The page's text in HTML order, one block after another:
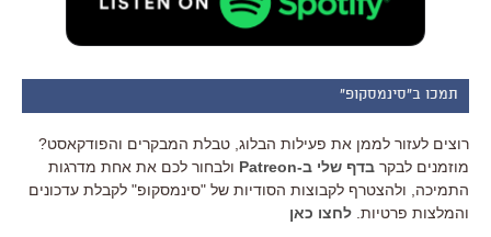
תמכו ב"סינמסקופ"
רוצים לעזור לממן את פעילות הבלוג, טבלת המבקרים והפודקאסט?
מוזמנים לבקר בדף שלי ב-Patreon
ולבחור לכם את אחת מדרגות
התמיכה, ולהצטרף לקבוצות הסודיות של "סינמסקופ" לקבלת עדכונים
והמלצות פרטיות. לחצו כאן